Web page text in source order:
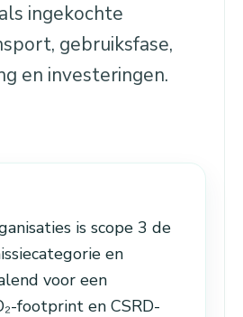
ingekochte
gebruiksfase,
en investeringen.
is scope 3 de
en
voor een
footprint en CSRD-